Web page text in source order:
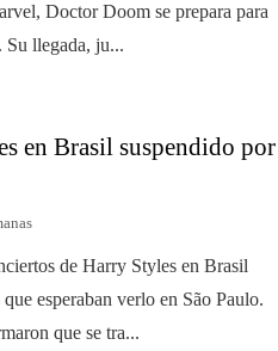
Doctor Doom se prepara para
Su llegada, ju...
en Brasil suspendido por
de Harry Styles en Brasil
esperaban verlo en São Paulo.
que se tra...